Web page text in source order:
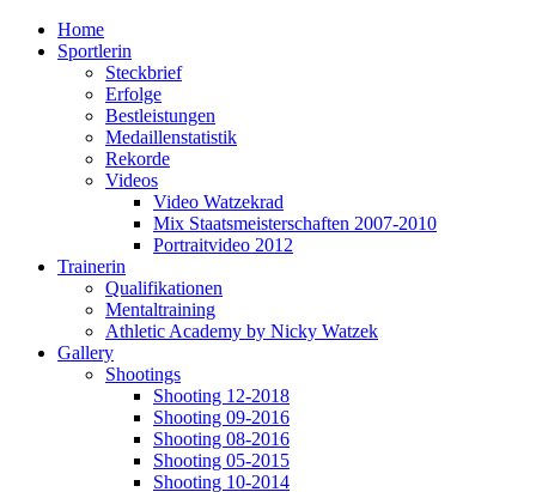
Home
Sportlerin
Steckbrief
Erfolge
Bestleistungen
Medaillenstatistik
Rekorde
Videos
Video Watzekrad
Mix Staatsmeisterschaften 2007-2010
Portraitvideo 2012
Trainerin
Qualifikationen
Mentaltraining
Athletic Academy by Nicky Watzek
Gallery
Shootings
Shooting 12-2018
Shooting 09-2016
Shooting 08-2016
Shooting 05-2015
Shooting 10-2014